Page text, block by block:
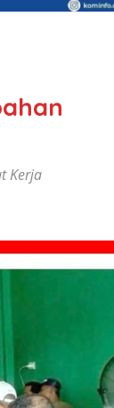
Kerja